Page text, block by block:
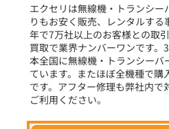
選択条件をリ
エクセリは無線機・トランシー
りもお安く販売、レンタルす
年で7万社以上のお客様との取
買取で業界ナンバーワンです。
本全国に無線機・トランシーバ
ています。またほぼ全機種で購
です。アフター修理も弊社内で
ご利用ください。